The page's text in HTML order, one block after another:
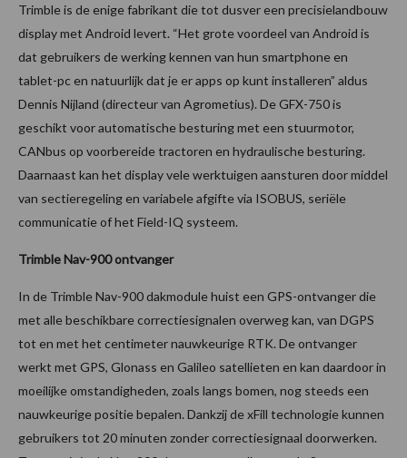
Trimble is de enige fabrikant die tot dusver een precisielandbouw
display met Android levert. “Het grote voordeel van Android is
dat gebruikers de werking kennen van hun smartphone en
tablet-pc en natuurlijk dat je er apps op kunt installeren” aldus
Dennis Nijland (directeur van Agrometius). De GFX-750 is
geschikt voor automatische besturing met een stuurmotor,
CANbus op voorbereide tractoren en hydraulische besturing.
Daarnaast kan het display vele werktuigen aansturen door middel
van sectieregeling en variabele afgifte via ISOBUS, seriële
communicatie of het Field-IQ systeem.
Trimble Nav-900 ontvanger
In de Trimble Nav-900 dakmodule huist een GPS-ontvanger die
met alle beschikbare correctiesignalen overweg kan, van DGPS
tot en met het centimeter nauwkeurige RTK. De ontvanger
werkt met GPS, Glonass en Galileo satellieten en kan daardoor in
moeilijke omstandigheden, zoals langs bomen, nog steeds een
nauwkeurige positie bepalen. Dankzij de xFill technologie kunnen
gebruikers tot 20 minuten zonder correctiesignaal doorwerken.